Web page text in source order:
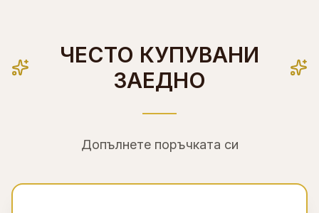
ЧЕСТО КУПУВАНИ
ЗАЕДНО
Допълнете поръчката си